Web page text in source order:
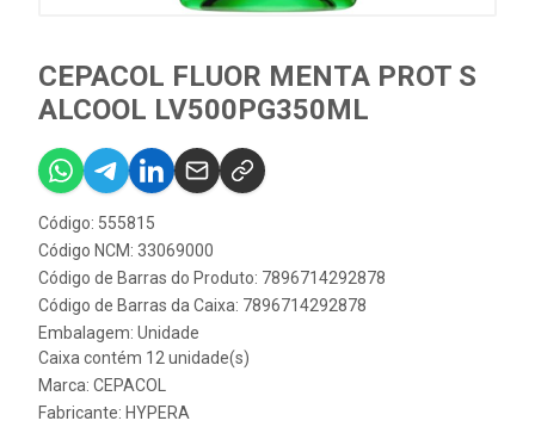
CEPACOL FLUOR MENTA PROT S
ALCOOL LV500PG350ML
Código: 555815
Código NCM: 33069000
Código de Barras do Produto: 7896714292878
Código de Barras da Caixa: 7896714292878
Embalagem: Unidade
Caixa contém 12 unidade(s)
Marca: CEPACOL
Fabricante: HYPERA